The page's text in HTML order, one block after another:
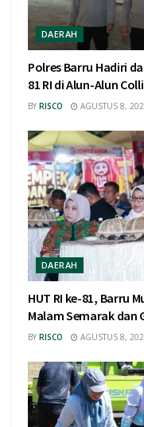
DAERAH
Polres Barru Hadiri
81 RI di Alun-Alun
BY RISCO AGUSTUS 8,
DAERAH
HUT RI ke-81, Barru
Malam Semarak dan
BY RISCO AGUSTUS 8,